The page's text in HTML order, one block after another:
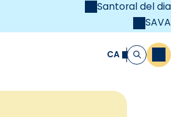
Santoral del dia
SAVA
CA Cerca